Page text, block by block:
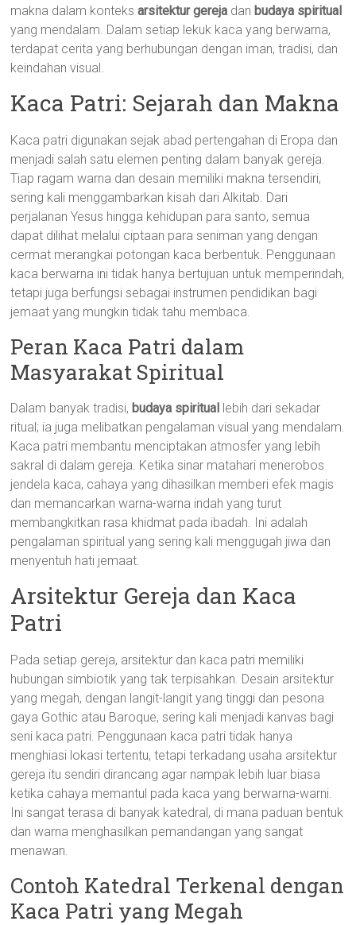
makna dalam konteksarsitektur gereja dan budaya spiritual
yang mendalam. Dalam setiap lekuk kaca yang berwarna,
terdapat cerita yang berhubungan dengan iman, tradisi, dan
keindahan visual.
Kaca Patri: Sejarah dan Makna
Kaca patri digunakan sejak abad pertengahan di Eropa dan
menjadi salah satu elemen penting dalam banyak gereja.
Tiap ragam warna dan desain memiliki makna tersendiri,
sering kali menggambarkan kisah dari Alkitab. Dari
perjalanan Yesus hingga kehidupan para santo, semua
dapat dilihat melalui ciptaan para seniman yang dengan
cermat merangkai potongan kaca berbentuk. Penggunaan
kaca berwarna ini tidak hanya bertujuan untuk memperindah,
tetapi juga berfungsi sebagai instrumen pendidikan bagi
jemaat yang mungkin tidak tahu membaca.
Peran Kaca Patri dalam
Masyarakat Spiritual
Dalam banyak tradisi, budaya spiritual lebih dari sekadar
ritual; ia juga melibatkan pengalaman visual yang mendalam.
Kaca patri membantu menciptakan atmosfer yang lebih
sakral di dalam gereja. Ketika sinar matahari menerobos
jendela kaca, cahaya yang dihasilkan memberi efek magis
dan memancarkan warna-warna indah yang turut
membangkitkan rasa khidmat pada ibadah. Ini adalah
pengalaman spiritual yang sering kali menggugah jiwa dan
menyentuh hati jemaat.
Arsitektur Gereja dan Kaca
Patri
Pada setiap gereja, arsitektur dan kaca patri memiliki
hubungan simbiotik yang tak terpisahkan. Desain arsitektur
yang megah, dengan langit-langit yang tinggi dan pesona
gaya Gothic atau Baroque, sering kali menjadi kanvas bagi
seni kaca patri. Penggunaan kaca patri tidak hanya
menghiasi lokasi tertentu, tetapi terkadang usaha arsitektur
gereja itu sendiri dirancang agar nampak lebih luar biasa
ketika cahaya memantul pada kaca yang berwarna-warni.
Ini sangat terasa di banyak katedral, di mana paduan bentuk
dan warna menghasilkan pemandangan yang sangat
menawan.
Contoh Katedral Terkenal dengan
Kaca Patri yang Megah